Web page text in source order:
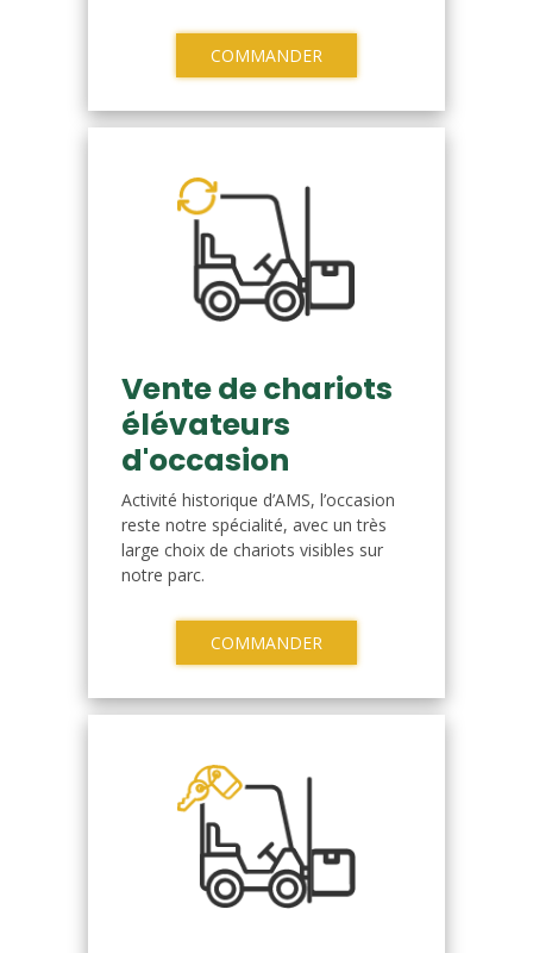
COMMANDER
Vente de chariots
élévateurs
d'occasion
Activité historique d’AMS, l’occasion
reste notre spécialité, avec un très
large choix de chariots visibles sur
notre parc.
COMMANDER